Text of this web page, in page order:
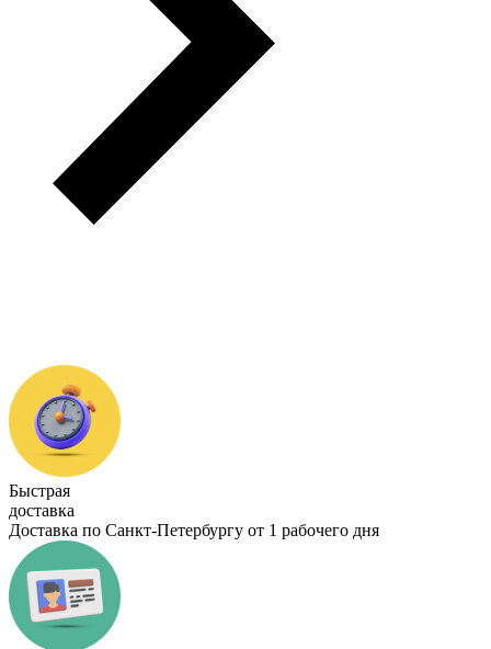
Быстрая
доставка
Доставка по Санкт-Петербургу от 1 рабочего дня